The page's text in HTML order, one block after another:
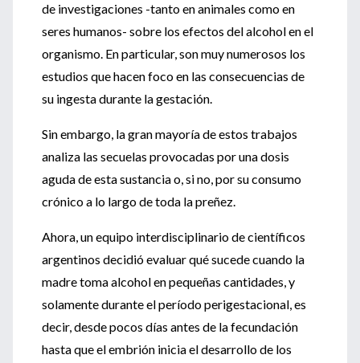
de investigaciones -tanto en animales como en
seres humanos- sobre los efectos del alcohol en el
organismo. En particular, son muy numerosos los
estudios que hacen foco en las consecuencias de
su ingesta durante la gestación.
Sin embargo, la gran mayoría de estos trabajos
analiza las secuelas provocadas por una dosis
aguda de esta sustancia o, si no, por su consumo
crónico a lo largo de toda la preñez.
Ahora, un equipo interdisciplinario de científicos
argentinos decidió evaluar qué sucede cuando la
madre toma alcohol en pequeñas cantidades, y
solamente durante el período perigestacional, es
decir, desde pocos días antes de la fecundación
hasta que el embrión inicia el desarrollo de los